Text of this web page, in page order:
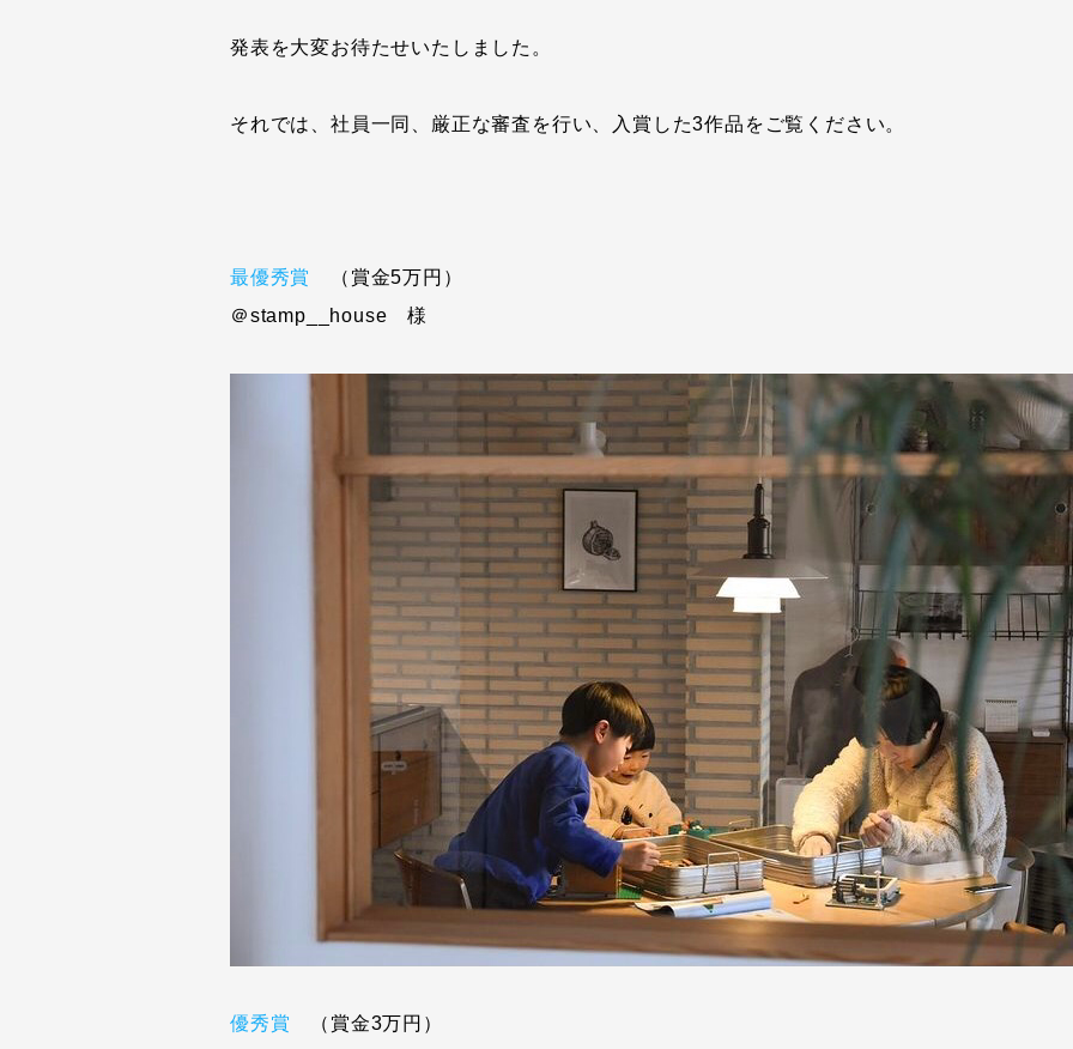
発表を大変お待たせいたしました。
それでは、社員一同、厳正な審査を行い、入賞した3作品をご覧ください。
最優秀賞
（賞金5万円）
＠stamp__house 様
優秀賞 （賞金3万円）